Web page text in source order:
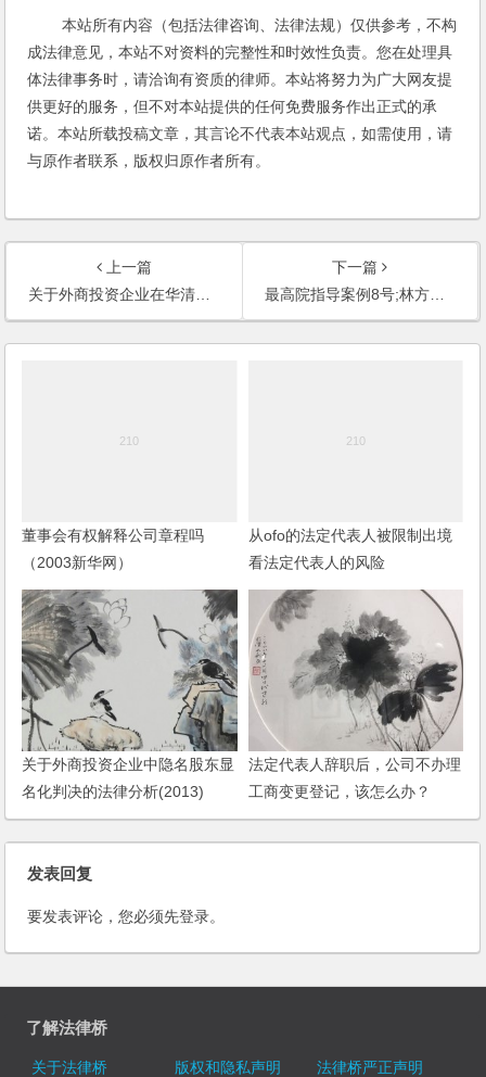
本站所有内容（包括法律咨询、法律法规）仅供参考，不构
成法律意见，本站不对资料的完整性和时效性负责。您在处理具
体法律事务时，请洽询有资质的律师。本站将努力为广大网友提
供更好的服务，但不对本站提供的任何免费服务作出正式的承
诺。本站所载投稿文章，其言论不代表本站观点，如需使用，请
与原作者联系，版权归原作者所有。
上一篇
关于外商投资企业在华清算法律合规及其注意事项
下一篇
最高院指导案例8号;林方清诉常熟市凯莱实业有限公司、戴小明公司解散纠纷案
董事会有权解释公司章程吗
（2003新华网）
从ofo的法定代表人被限制出境
看法定代表人的风险
关于外商投资企业中隐名股东显
名化判决的法律分析(2013)
法定代表人辞职后，公司不办理
工商变更登记，该怎么办？
发表回复
要发表评论，您必须先登录。
了解法律桥
关于法律桥 版权和隐私声明
法律桥严正声明